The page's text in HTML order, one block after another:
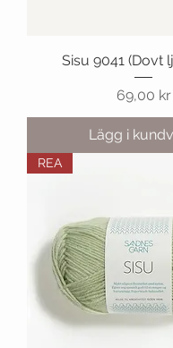
Sisu 9041 (Dovt
Pris
69,00 kr
Lägg i
REA